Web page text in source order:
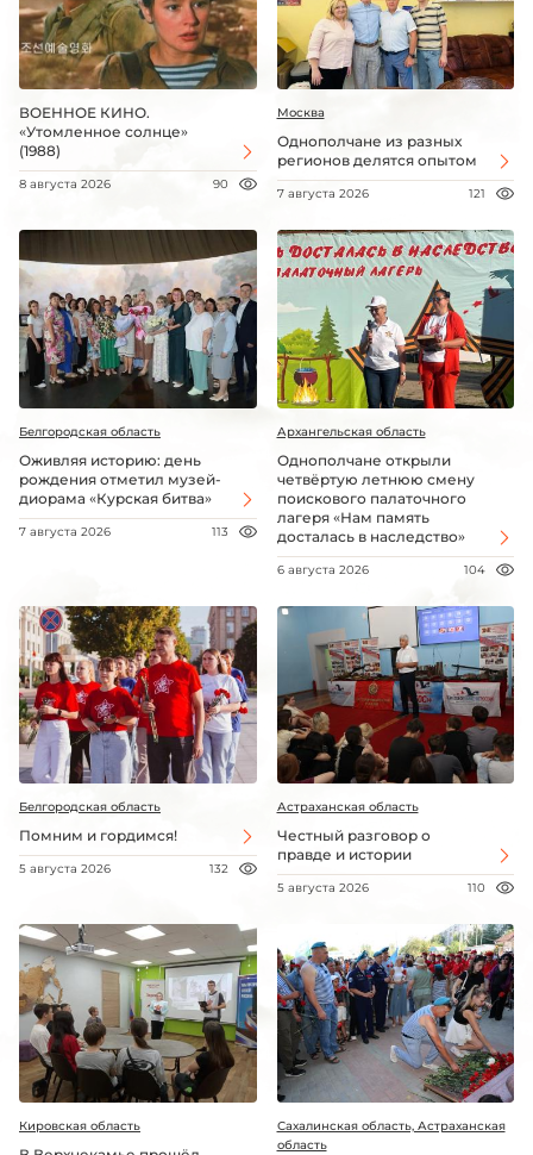
ВОЕННОЕ КИНО.
«Утомленное солнце»
(1988)
8 августа 2026 90
Москва
Однополчане из разных
регионов делятся опытом
7 августа 2026 121
Белгородская область
Оживляя историю: день
рождения отметил музей-
диорама «Курская битва»
7 августа 2026 113
Архангельская область
Однополчане открыли
четвёртую летнюю смену
поискового палаточного
лагеря «Нам память
досталась в наследство»
6 августа 2026 104
Белгородская область
Помним и гордимся!
5 августа 2026 132
Астраханская область
Честный разговор о
правде и истории
5 августа 2026 110
Кировская область
Сахалинская область, Астраханская
область